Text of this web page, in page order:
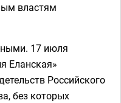
властям
17 июля
Еланская»
Российского
без которых